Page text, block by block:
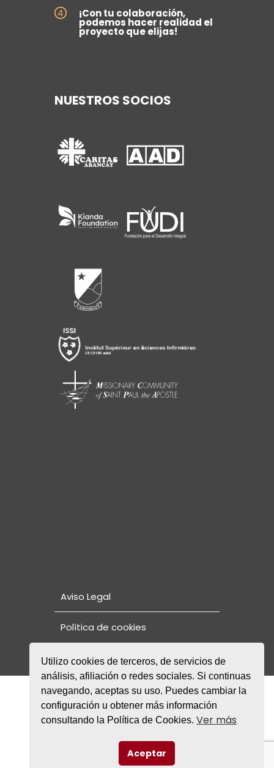
¡Con tu colaboración,
podemos hacer realidad el
proyecto que elijas!
NUESTROS SOCIOS
Aviso Legal
Política de cookies
© Copyright 2021. Fundación Rode
NORMAS DE CONVIVENCIA Y PLAN DE
PROTECCIÓN Y SEGURIDAD DE MENORES
FACEBOOK
INSTAGRAM
Utilizo cookies de terceros, de servicios de
análisis, afiliación o redes sociales. Si continuas
navegando, aceptas su uso. Puedes cambiar la
configuración u obtener más información
consultando la Política de Cookies.Ver más
Aceptar